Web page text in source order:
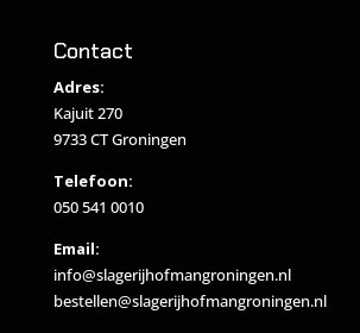
Contact
Adres:
Kajuit 270
9733 CT Groningen
Telefoon:
050 541 0010
Email:
info@slagerijhofmangroningen.nl
bestellen@slagerijhofmangroningen.nl